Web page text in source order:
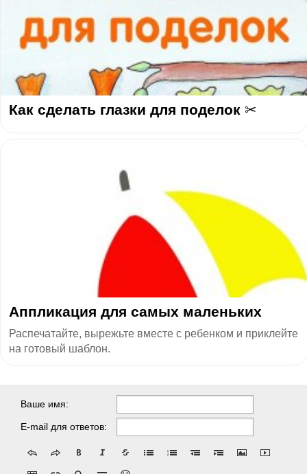
Как сделать глазки для поделок ✂
Аппликация для самых маленьких
Распечатайте, вырежьте вместе с ребенком и приклейте
на готовый шаблон.
Ваше имя:
E-mail для ответов: